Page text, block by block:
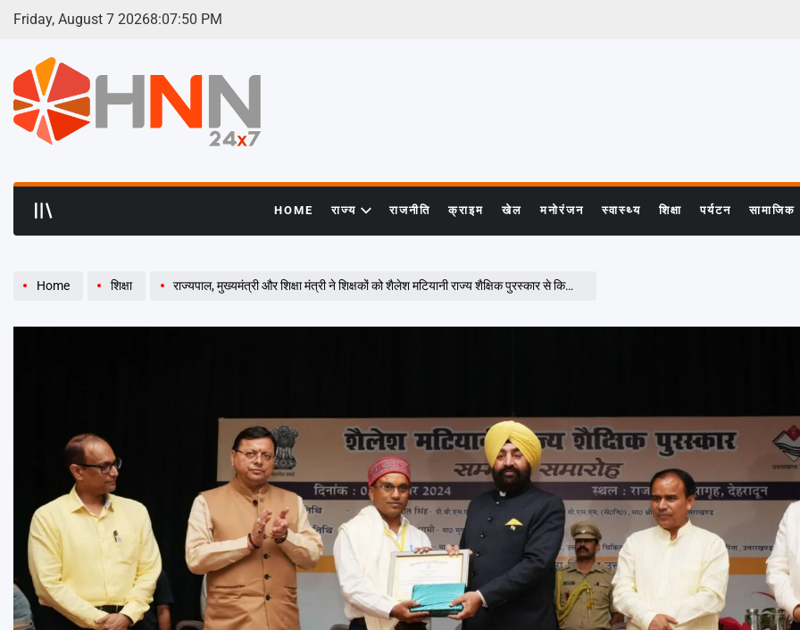
Skip
Friday, August 7 20268:07:51 PM
HOME राज्य राजनीति क्राइम खेल मनोरंजन स्वास्थ्य शिक्षा पर्यटन सामाजिक
Home शिक्षा राज्यपाल, मुख्यमंत्री और शिक्षा मंत्री ने शिक्षकों को शैलेश मटियानी राज्य शैक्षिक पुरस्कार से किया सम्मानित…